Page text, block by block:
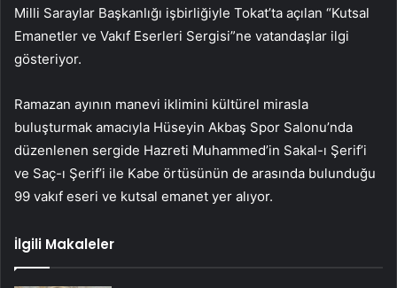
Milli Saraylar Başkanlığı işbirliğiyle Tokat’ta açılan “Kutsal
Emanetler ve Vakıf Eserleri Sergisi”ne vatandaşlar ilgi
gösteriyor.
Ramazan ayının manevi iklimini kültürel mirasla
buluşturmak amacıyla Hüseyin Akbaş Spor Salonu’nda
düzenlenen sergide Hazreti Muhammed’in Sakal-ı Şerif’i
ve Saç-ı Şerif’i ile Kabe örtüsünün de arasında bulunduğu
99 vakıf eseri ve kutsal emanet yer alıyor.
İlgili Makaleler